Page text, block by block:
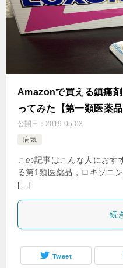
Amazonで買える鎮痛
ってみた【第一類医薬品
公開日： 2019-05-03
病気
この記事はこんな人におす
る第1類医薬品，ロキソニ
[…]
続
Tweet